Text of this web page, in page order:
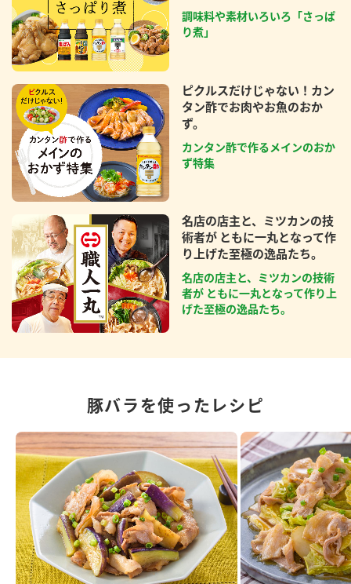
調味料や素材いろいろ「さっぱ
り煮」
ピクルスだけじゃない！カン
タン酢でお肉やお魚のおか
ず。
カンタン酢で作るメインのおか
ず特集
名店の店主と、ミツカンの技
術者が ともに一丸となって作
り上げた至極の逸品たち。
名店の店主と、ミツカンの技術
者が ともに一丸となって作り上
げた至極の逸品たち。
豚バラを使ったレシピ